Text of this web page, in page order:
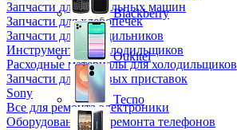
Запчасти для стиральных машин
Запчасти для хлебопечек
Запчасти для холодильников
Инструмент для холодильщиков
Расходные материалы для холодильщиков
Запчасти для игровых приставок
Sony
Все для ремонта электроники
Оборудование для ремонта телефонов
Blackberry
Oukitel
Tecno